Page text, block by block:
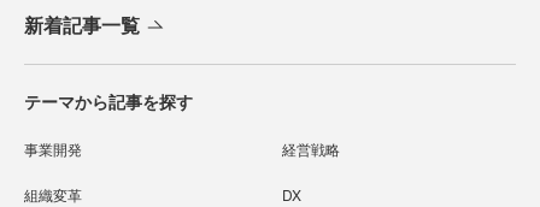
新着記事一覧
テーマから記事を探す
事業開発 経営戦略
組織変革 DX